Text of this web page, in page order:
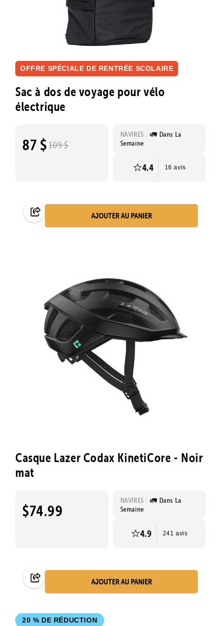
OFFRE SPÉCIALE DE RENTRÉE SCOLAIRE
Sac à dos de voyage pour vélo
électrique
87 $ 109 $
NAVIRES : 🚛 Dans La
Semaine
4.4 16 avis
AJOUTER AU PANIER
Casque Lazer Codax KinetiCore - Noir
mat
$74.99
NAVIRES : 🚛 Dans La
Semaine
4.9 241 avis
AJOUTER AU PANIER
20 % DE RÉDUCTION